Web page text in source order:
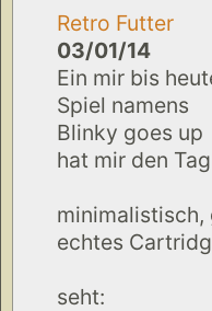
Retro Futter
03/01/14
Ein mir bis
Spiel namens
Blinky goes up
hat mir den
minimalistisch,
echtes
seht: